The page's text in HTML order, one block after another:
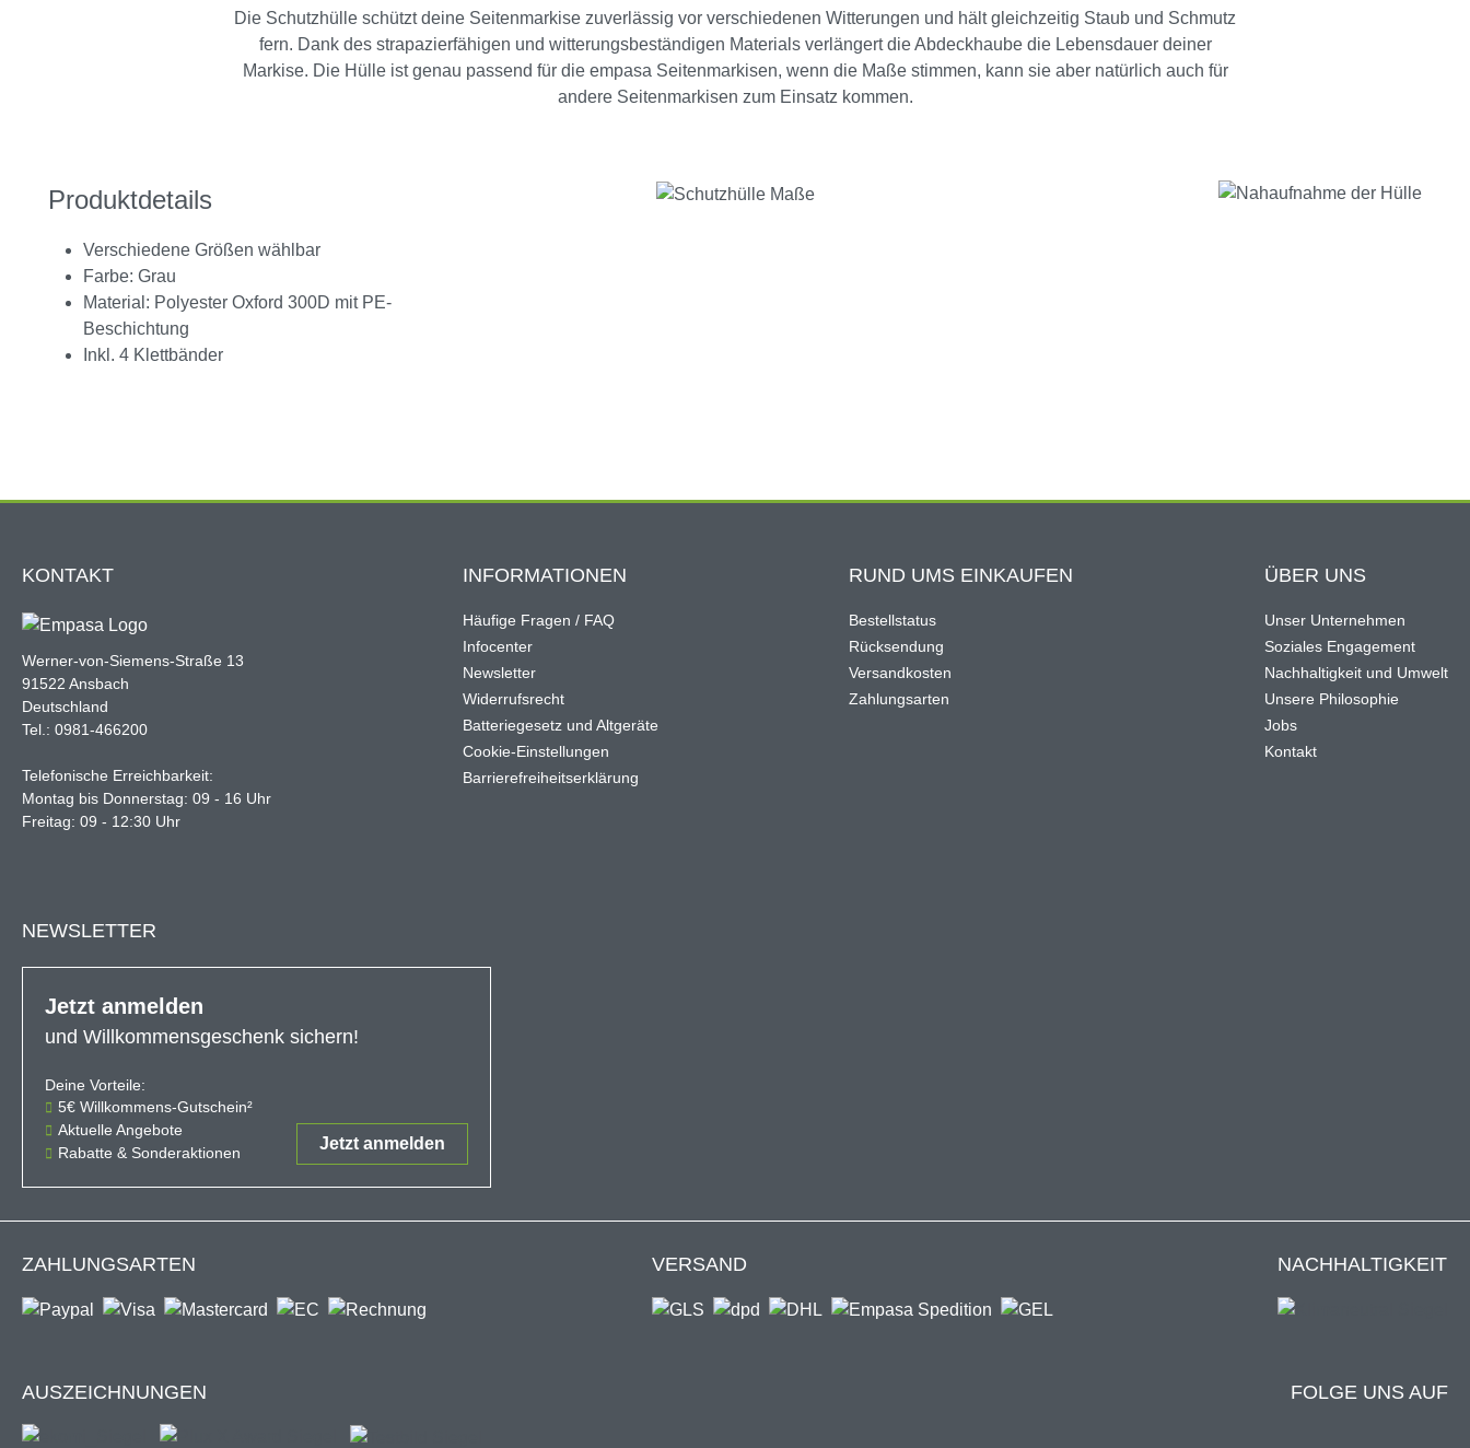
Die Schutzhülle schützt deine Seitenmarkise zuverlässig vor verschiedenen Witterungen und hält gleichzeitig Staub und Schmutz
fern. Dank des strapazierfähigen und witterungsbeständigen Materials verlängert die Abdeckhaube die Lebensdauer deiner
Markise. Die Hülle ist genau passend für die empasa Seitenmarkisen, wenn die Maße stimmen, kann sie aber natürlich auch für
andere Seitenmarkisen zum Einsatz kommen.
Produktdetails
Verschiedene Größen wählbar
Farbe: Grau
Material: Polyester Oxford 300D mit PE-
Beschichtung
Inkl. 4 Klettbänder
KONTAKT
Werner-von-Siemens-Straße 13
91522 Ansbach
Deutschland
Tel.: 0981-466200
Telefonische Erreichbarkeit:
Montag bis Donnerstag: 09 - 16 Uhr
Freitag: 09 - 12:30 Uhr
INFORMATIONEN
Häufige Fragen / FAQ
Infocenter
Newsletter
Widerrufsrecht
Batteriegesetz und Altgeräte
Cookie-Einstellungen
Barrierefreiheitserklärung
RUND UMS EINKAUFEN
Bestellstatus
Rücksendung
Versandkosten
Zahlungsarten
ÜBER UNS
Unser Unternehmen
Soziales Engagement
Nachhaltigkeit und Umwelt
Unsere Philosophie
Jobs
Kontakt
NEWSLETTER
Jetzt anmelden
und Willkommensgeschenk sichern!
Deine Vorteile:
5€ Willkommens-Gutschein²Der 5€-Gutschein ist ab einem Einkaufswert von 50€ gültig und nur einmal pro Kunde einlösbar.
Aktuelle Angebote
Rabatte & Sonderaktionen
Jetzt anmelden
ZAHLUNGSARTEN VERSAND NACHHALTIGKEIT
AUSZEICHNUNGEN FOLGE UNS AUF